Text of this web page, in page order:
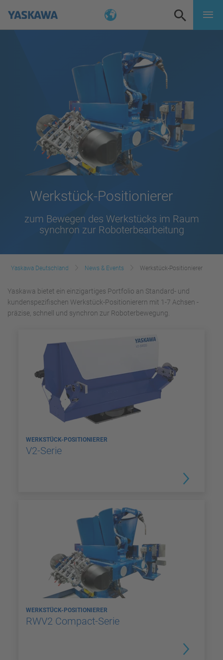
Werkstück-Positionierer
zum Bewegen des Werkstücks im Raum
synchron zur Roboterbearbeitung
Yaskawa Deutschland News & Events Werkstück-Positionierer
Yaskawa bietet ein einzigartiges Portfolio an Standard- und
kundenspezifischen Werkstück-Positionierern mit 1-7 Achsen -
präzise, schnell und synchron zur Roboterbewegung.
WERKSTÜCK-POSITIONIERER
V2-Serie
WERKSTÜCK-POSITIONIERER
RWV2 Compact-Serie